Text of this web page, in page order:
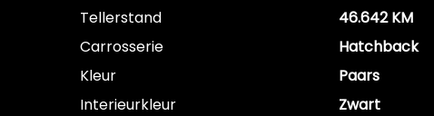
Tellerstand
46.642 KM
Carrosserie
Hatchback
Kleur
Paars
Interieurkleur
Zwart